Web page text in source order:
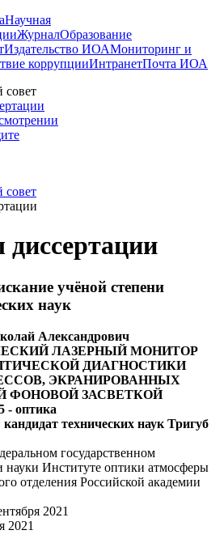
Научная
ЖурналОбразование
Издательство ИОАМониторинг и
коррупцииИнтранетПочта ИОА
совет
совет
учёной степени
наук
Александрович
ЛАЗЕРНЫЙ МОНИТОР
ДИАГНОСТИКИ
ЭКРАНИРОВАННЫХ
ФОНОВОЙ ЗАСВЕТКОЙ
- оптика
кандидат технических наук Тригуб
государственном
Институте оптики атмосферы
отделения Российской академии
2021
2021